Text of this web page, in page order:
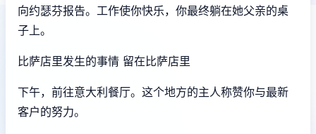
向约瑟芬报告。工作使你快乐，你最终躺在她父亲的桌
子上。
比萨店里发生的事情 留在比萨店里
下午，前往意大利餐厅。这个地方的主人称赞你与最新
客户的努力。